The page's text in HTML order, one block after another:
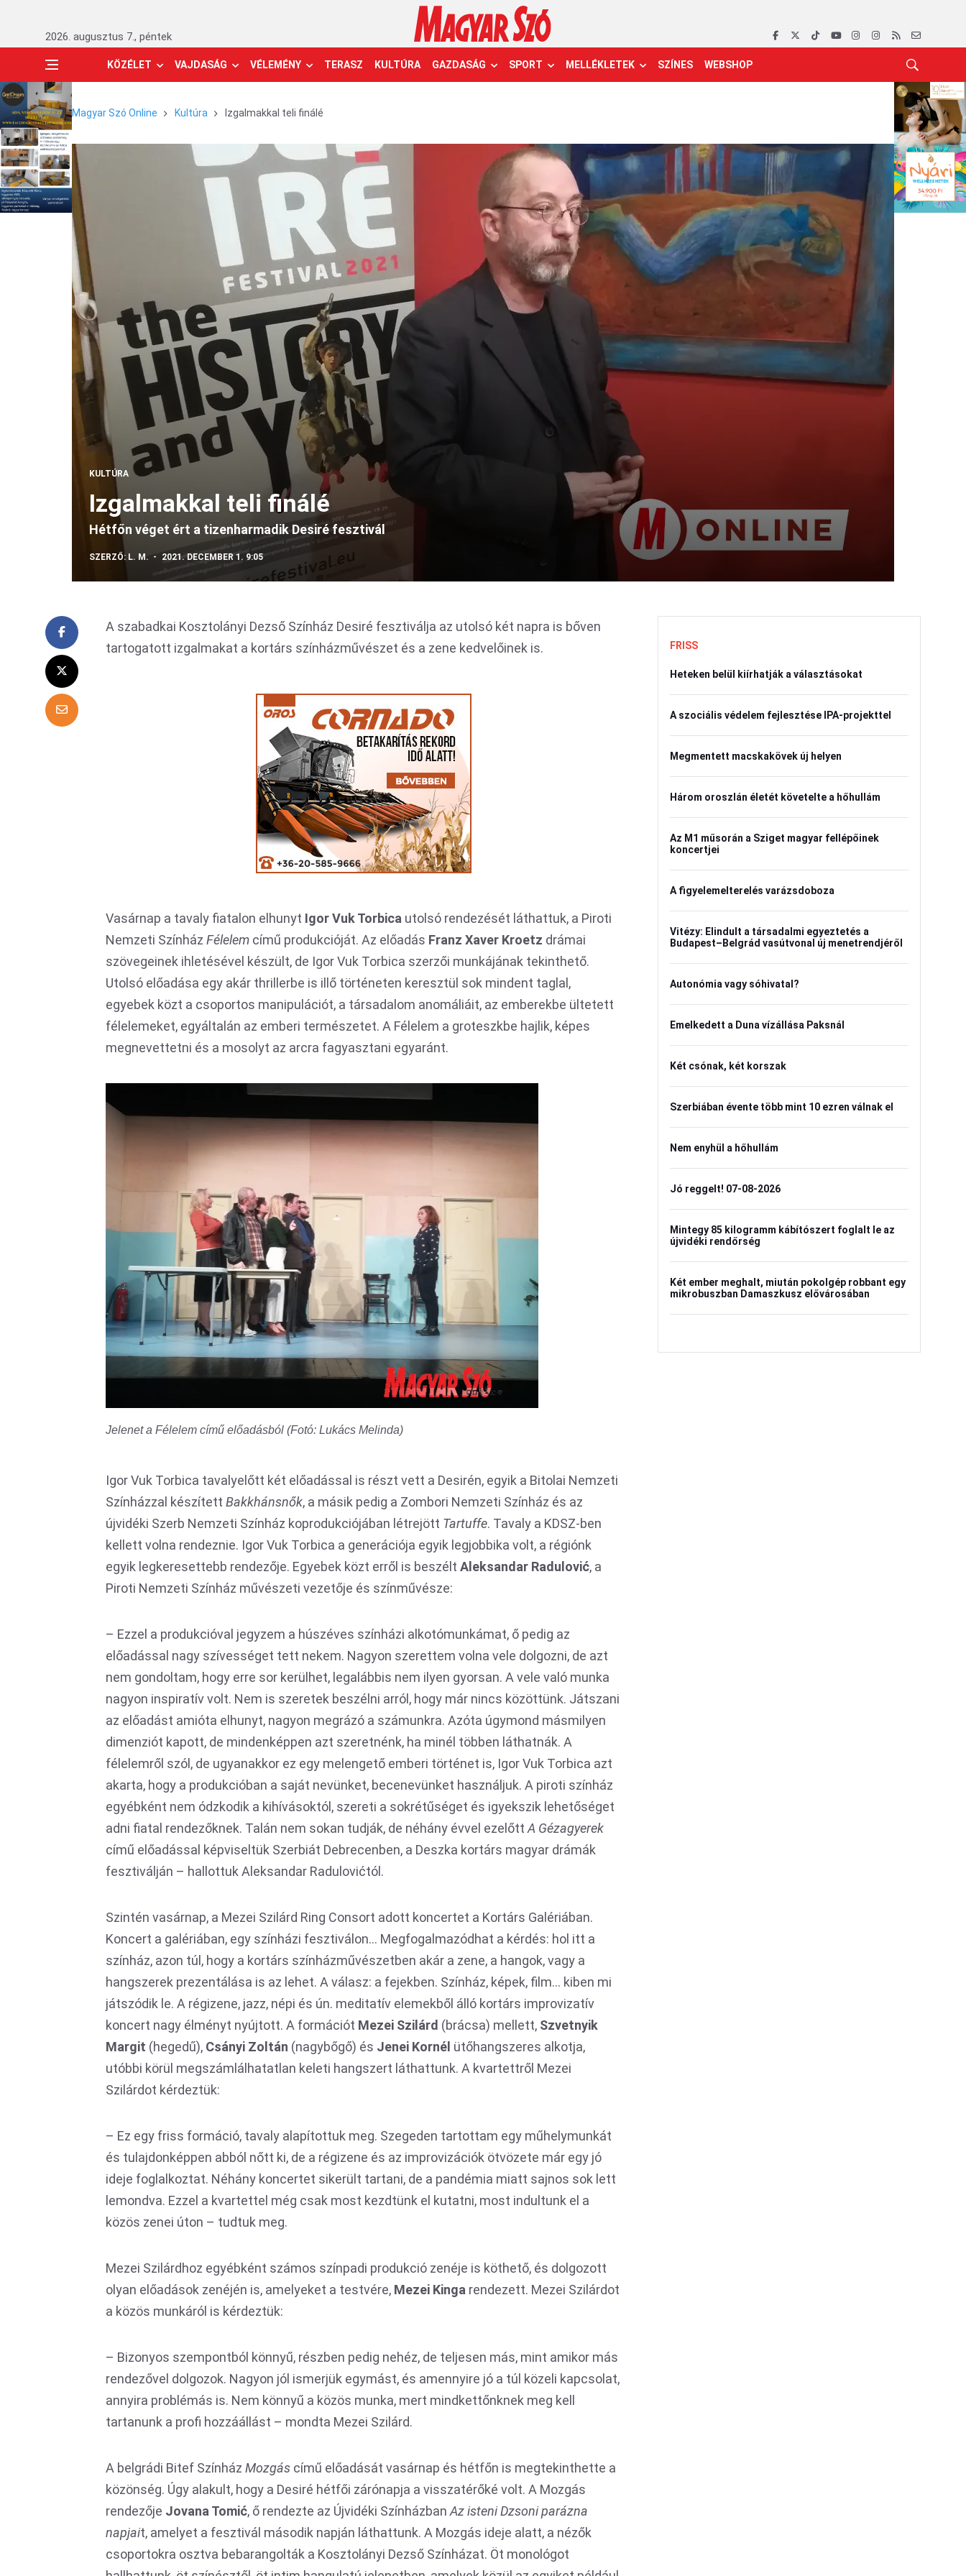
2026. augusztus 7., péntek
KÖZÉLET VAJDASÁG VÉLEMÉNY TERASZ KULTÚRA GAZDASÁG SPORT MELLÉKLETEK SZÍNES WEBSHOP
Magyar Szó Online Kultúra Izgalmakkal teli finálé
KULTÚRA
Izgalmakkal teli finálé
Hétfőn véget ért a tizenharmadik Desiré fesztivál
SZERZŐ: L. M. 2021. DECEMBER 1. 9:05
A szabadkai Kosztolányi Dezső Színház Desiré fesztiválja az utolsó két napra is bőven
tartogatott izgalmakat a kortárs színházművészet és a zene kedvelőinek is.
Vasárnap a tavaly fiatalon elhunyt Igor Vuk Torbica utolsó rendezését láthattuk, a Piroti
Nemzeti Színház Félelem című produkcióját. Az előadás Franz Xaver Kroetz drámai
szövegeinek ihletésével készült, de Igor Vuk Torbica szerzői munkájának tekinthető.
Utolsó előadása egy akár thrillerbe is illő történeten keresztül sok mindent taglal,
egyebek közt a csoportos manipulációt, a társadalom anomáliáit, az emberekbe ültetett
félelemeket, egyáltalán az emberi természetet. A Félelem a groteszkbe hajlik, képes
megnevettetni és a mosolyt az arcra fagyasztani egyaránt.
Jelenet a Félelem című előadásból (Fotó: Lukács Melinda)
Igor Vuk Torbica tavalyelőtt két előadással is részt vett a Desirén, egyik a Bitolai Nemzeti
Színházzal készített Bakkhánsnők, a másik pedig a Zombori Nemzeti Színház és az
újvidéki Szerb Nemzeti Színház koprodukciójában létrejött Tartuffe. Tavaly a KDSZ-ben
kellett volna rendeznie. Igor Vuk Torbica a generációja egyik legjobbika volt, a régiónk
egyik legkeresettebb rendezője. Egyebek közt erről is beszélt Aleksandar Radulović, a
Piroti Nemzeti Színház művészeti vezetője és színművésze:
– Ezzel a produkcióval jegyzem a húszéves színházi alkotómunkámat, ő pedig az
előadással nagy szívességet tett nekem. Nagyon szerettem volna vele dolgozni, de azt
nem gondoltam, hogy erre sor kerülhet, legalábbis nem ilyen gyorsan. A vele való munka
nagyon inspiratív volt. Nem is szeretek beszélni arról, hogy már nincs közöttünk. Játszani
az előadást amióta elhunyt, nagyon megrázó a számunkra. Azóta úgymond másmilyen
dimenziót kapott, de mindenképpen azt szeretnénk, ha minél többen láthatnák. A
félelemről szól, de ugyanakkor ez egy melengető emberi történet is, Igor Vuk Torbica azt
akarta, hogy a produkcióban a saját nevünket, becenevünket használjuk. A piroti színház
egyébként nem ódzkodik a kihívásoktól, szereti a sokrétűséget és igyekszik lehetőséget
adni fiatal rendezőknek. Talán nem sokan tudják, de néhány évvel ezelőtt A Gézagyerek
című előadással képviseltük Szerbiát Debrecenben, a Deszka kortárs magyar drámák
fesztiválján – hallottuk Aleksandar Radulovićtól.
Szintén vasárnap, a Mezei Szilárd Ring Consort adott koncertet a Kortárs Galériában.
Koncert a galériában, egy színházi fesztiválon... Megfogalmazódhat a kérdés: hol itt a
színház, azon túl, hogy a kortárs színházművészetben akár a zene, a hangok, vagy a
hangszerek prezentálása is az lehet. A válasz: a fejekben. Színház, képek, film... kiben mi
játszódik le. A régizene, jazz, népi és ún. meditatív elemekből álló kortárs improvizatív
koncert nagy élményt nyújtott. A formációt Mezei Szilárd (brácsa) mellett, Szvetnyik
Margit (hegedű), Csányi Zoltán (nagybőgő) és Jenei Kornél ütőhangszeres alkotja,
utóbbi körül megszámlálhatatlan keleti hangszert láthattunk. A kvartettről Mezei
Szilárdot kérdeztük:
– Ez egy friss formáció, tavaly alapítottuk meg. Szegeden tartottam egy műhelymunkát
és tulajdonképpen abból nőtt ki, de a régizene és az improvizációk ötvözete már egy jó
ideje foglalkoztat. Néhány koncertet sikerült tartani, de a pandémia miatt sajnos sok lett
lemondva. Ezzel a kvartettel még csak most kezdtünk el kutatni, most indultunk el a
közös zenei úton – tudtuk meg.
Mezei Szilárdhoz egyébként számos színpadi produkció zenéje is köthető, és dolgozott
olyan előadások zenéjén is, amelyeket a testvére, Mezei Kinga rendezett. Mezei Szilárdot
a közös munkáról is kérdeztük:
– Bizonyos szempontból könnyű, részben pedig nehéz, de teljesen más, mint amikor más
rendezővel dolgozok. Nagyon jól ismerjük egymást, és amennyire jó a túl közeli kapcsolat,
annyira problémás is. Nem könnyű a közös munka, mert mindkettőnknek meg kell
tartanunk a profi hozzáállást – mondta Mezei Szilárd.
A belgrádi Bitef Színház Mozgás című előadását vasárnap és hétfőn is megtekinthette a
közönség. Úgy alakult, hogy a Desiré hétfői zárónapja a visszatérőké volt. A Mozgás
rendezője Jovana Tomić, ő rendezte az Újvidéki Színházban Az isteni Dzsoni parázna
napjait, amelyet a fesztivál második napján láthattunk. A Mozgás ideje alatt, a nézők
csoportokra osztva bebarangolták a Kosztolányi Dezső Színházat. Öt monológot
FRISS
Heteken belül kiírhatják a választásokat
A szociális védelem fejlesztése IPA-projekttel
Megmentett macskakövek új helyen
Három oroszlán életét követelte a hőhullám
Az M1 műsorán a Sziget magyar fellépőinek
koncertjei
A figyelemelterelés varázsdoboza
Vitézy: Elindult a társadalmi egyeztetés a
Budapest–Belgrád vasútvonal új menetrendjéről
Autonómia vagy sóhivatal?
Emelkedett a Duna vízállása Paksnál
Két csónak, két korszak
Szerbiában évente több mint 10 ezren válnak el
Nem enyhül a hőhullám
Jó reggelt! 07-08-2026
Mintegy 85 kilogramm kábítószert foglalt le az
újvidéki rendőrség
Két ember meghalt, miután pokolgép robbant egy
mikrobuszban Damaszkusz elővárosában